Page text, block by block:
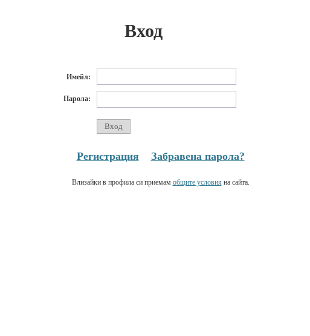
Вход
Имейл:
Парола:
Регистрация Забравена парола?
Влизайки в профила си приемам общите условия на сайта.